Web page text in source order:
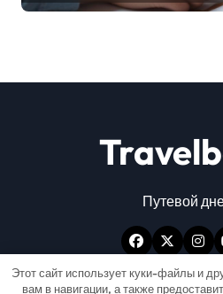
Путевой
Этот сайт использует куки-файлы и
вам в навигации, а также